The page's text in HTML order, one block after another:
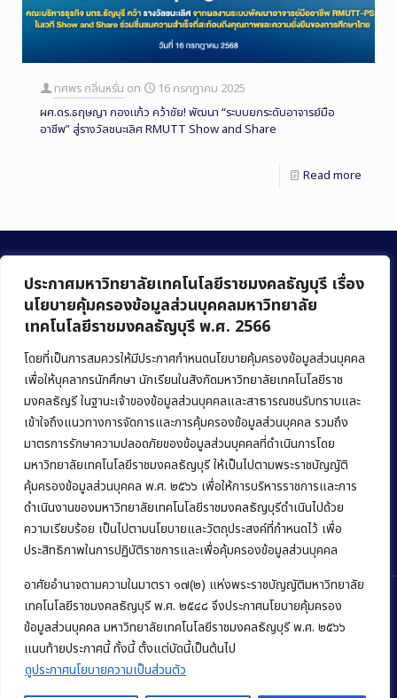
ประกาศมหาวิทยาลัยเทคโนโลยีราชมงคลธัญบุรี เรื่อง
นโยบายคุ้มครองข้อมูลส่วนบุคคลมหาวิทยาลัย
เทคโนโลยีราชมงคลธัญบุรี พ.ศ. 2566
โดยที่เป็นการสมควรให้มีประกาศกำหนดนโยบายคุ้มครองข้อมูลส่วนบุคคล
เพื่อให้บุคลากรนักศึกษา นักเรียนในสังกัดมหาวิทยาลัยเทคโนโลยีราช
มงคลธัญรี ในฐานะเจ้าของข้อมูลส่วนบุคคลและสาธารณชนรับทราบและ
เข้าใจถึงแนวทางการจัดการและการคุ้มครองข้อมูลส่วนบุคคล รวมถึง
มาตรการรักษาความปลอดภัยของข้อมูลส่วนบุคคลที่ดำเนินการโดย
มหาวิทยาลัยเทคโนโลยีราชมงคลธัญบุรี ให้เป็นไปตามพระราชบัญญัติ
คุ้มครองข้อมูลส่วนบุคคล พ.ศ. ๒๕๖๖ เพื่อให้การบริหารราชการและการ
ดำเนินงานของมหาวิทยาลัยเทคโนโลยีราชมงคลธัญบุรีดำเนินไปด้วย
ความเรียบร้อย เป็นไปตามนโยบายและวัตถุประสงค์ที่กำหนดไว้ เพื่อ
ประสิทธิภาพในการปฏิบัติราชการและเพื่อคุ้มครองข้อมูลส่วนบุคคล
อาศัยอำนาจตามความในมาตรา ๑๗(๒) แห่งพระราชบัญญัติมหาวิทยาลัย
เทคโนโลยีราชมงคลธัญบุรี พ.ศ. ๒๕๔๘ จึงประกาศนโยบายคุ้มครอง
ข้อมูลส่วนบุคคล มหาวิทยาลัยเทคโนโลยีราชมงคลธัญบุรี พ.ศ. ๒๕๖๖
แนบท้ายประกาศนี้ ทั้งนี้ ตั้งแต่บัดนี้เป็นต้นไป
ดูประกาศนโยบายความเป็นส่วนตัว
ทศพร กลิ่นหรั่น on
16 กรกฎาคม 2025
ผศ.ดร.ธฤษญา กองแก้ว คว้าชัย! พัฒนา “ระบบยกระดับอาจารย์มือ
อาชีพ” สู่รางวัลชนะเลิศ RMUTT Show and Share
Read more
คณะบริหารธุรกิจ
มหาวิทยาลัยเทคโนโลยีราชมงคลธัญบุรี
39 หมู่ 1 ถนนรังสิต-นครนายก ตำบลคลองหก
อำเภอคลองหลวง จังหวัดปทุมธานี 12120
Phone:+66 (0) 2549 3243,+66 (0) 2549 3241
E-mail:bus@rmutt.ac.th
Copyright © 2022 คณะบริหารธุรกิจ มหาวิทยาลัยเทคโนโลยีราชมงคล
ธัญบุรี